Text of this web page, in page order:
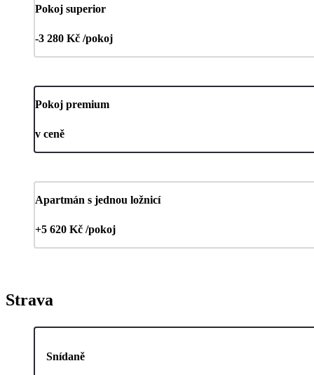
Pokoj superior
-3 280 Kč /pokoj
Pokoj premium
v ceně
Apartmán s jednou ložnicí
+5 620 Kč /pokoj
Strava
Snídaně